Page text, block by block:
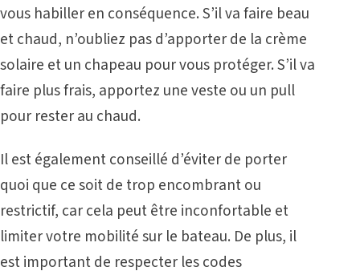
vous habiller en conséquence. S’il va faire beau
et chaud, n’oubliez pas d’apporter de la crème
solaire et un chapeau pour vous protéger. S’il va
faire plus frais, apportez une veste ou un pull
pour rester au chaud.
Il est également conseillé d’éviter de porter
quoi que ce soit de trop encombrant ou
restrictif, car cela peut être inconfortable et
limiter votre mobilité sur le bateau. De plus, il
est important de respecter les codes